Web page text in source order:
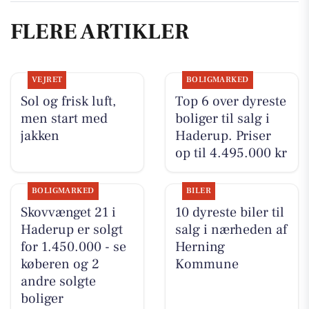
FLERE ARTIKLER
VEJRET
Sol og frisk luft,
men start med
jakken
BOLIGMARKED
Top 6 over dyreste
boliger til salg i
Haderup. Priser
op til 4.495.000 kr
BOLIGMARKED
Skovvænget 21 i
Haderup er solgt
for 1.450.000 - se
køberen og 2
andre solgte
boliger
BILER
10 dyreste biler til
salg i nærheden af
Herning
Kommune